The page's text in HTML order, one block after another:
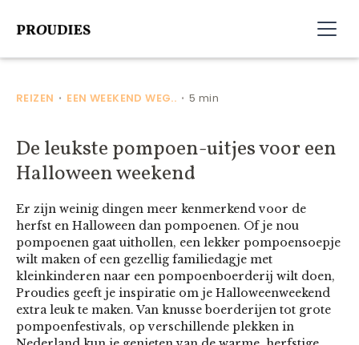
REIZEN • EEN WEEKEND WEG.. •5 min
De leukste pompoen-uitjes voor een
Halloween weekend
Er zijn weinig dingen meer kenmerkend voor de
herfst en Halloween dan pompoenen. Of je nou
pompoenen gaat uithollen, een lekker pompoensoepje
wilt maken of een gezellig familiedagje met
kleinkinderen naar een pompoenboerderij wilt doen,
Proudies geeft je inspiratie om je Halloweenweekend
extra leuk te maken. Van knusse boerderijen tot grote
pompoenfestivals, op verschillende plekken in